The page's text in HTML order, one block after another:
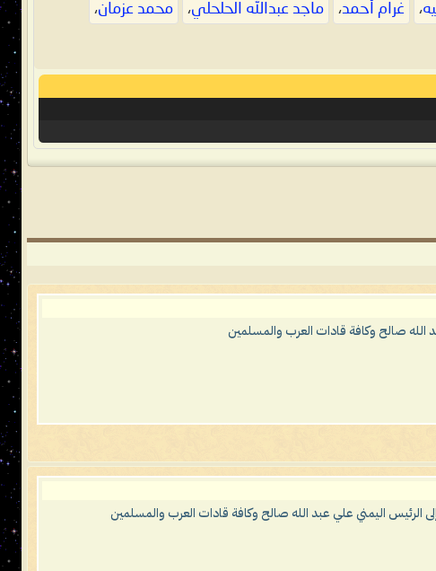
، غرام أحمد، ماجد عبدالله الحلحلي، محمد عزمان،
الله صالح وكافة قادات العرب والمسلمين
الرئيس اليمني علي عبد الله صالح وكافة قادات العرب والمسلمين